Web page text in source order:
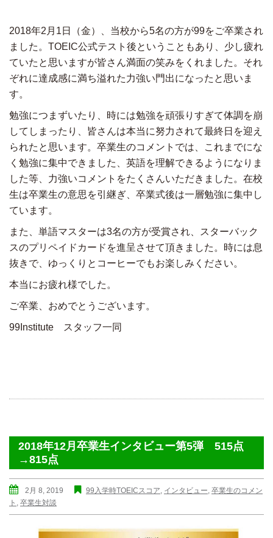
2018年2月1日（金）、当校から5名の方が99をご卒業され
ました。TOEIC公式テスト後ということもあり、少し疲れ
ていたと思いますが皆さん満面の笑みをくれました。それ
ぞれに達成感に満ち溢れた力強い門出になったと思いま
す。
勉強につまずいたり、時には勉強を頑張りすぎて体調を崩
してしまったり、皆さんは本当に努力されて最終日を迎え
られたと思います。卒業生のコメントでは、これまでにな
く勉強に集中できました、英語を理解できるようになりま
した等、力強いコメントをたくさんいただきました。在校
生は卒業生の意思を引継ぎ、卒業式後は一層勉強に集中し
ています。
また、単語マスターは3名の方が受賞され、スターバック
スのプリペイドカードを進呈させて頂きました。時には息
抜きで、ゆっくりとコーヒーでもお楽しみください。
本当にお疲れ様でした。
ご卒業、おめでとうございます。
99Institute スタッフ一同
2018年12月卒業生インタビュー第5弾 515点
→815点
2月 8, 2019 99入学時TOEICスコア, インタビュー, 卒業生のコメン
ト , 卒業生対談